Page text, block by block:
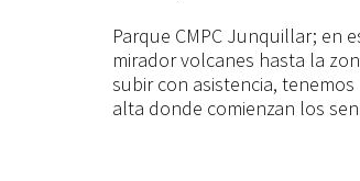
Parque CMPC Junquillar; en
mirador volcanes hasta la
subir con asistencia,
alta donde comienzan los